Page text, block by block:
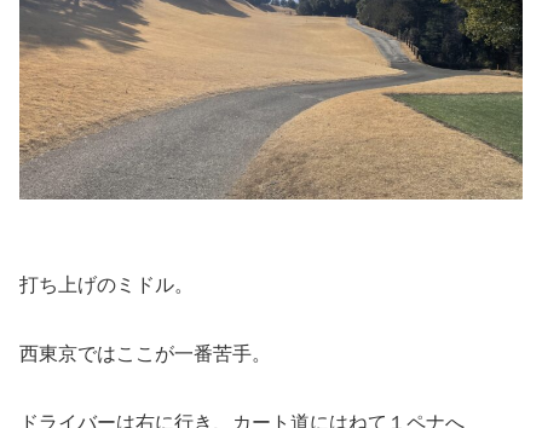
打ち上げのミドル。
西東京ではここが一番苦手。
ドライバーは右に行き、カート道にはねて１ペナへ